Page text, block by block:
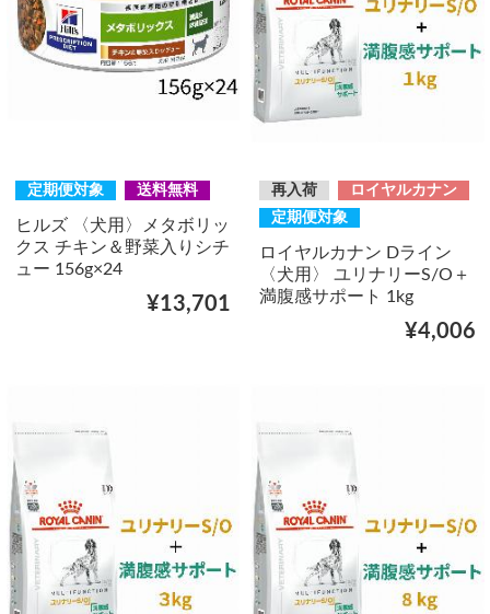
定期便対象 送料無料
ヒルズ 〈犬用〉メタボリッ
クス チキン＆野菜入りシチ
ュー 156g×24
¥13,701
再入荷
ロイヤルカナン
定期便対象
ロイヤルカナン Dライン
〈犬用〉 ユリナリーS/O＋
満腹感サポート 1kg
¥4,006